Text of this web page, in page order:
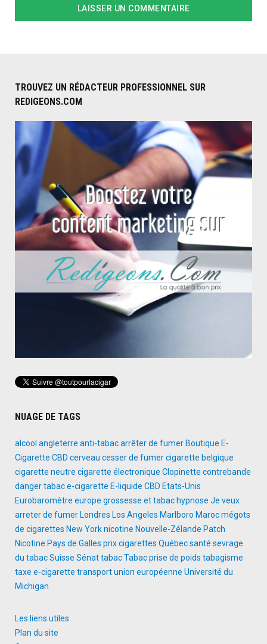
TROUVEZ UN RÉDACTEUR PROFESSIONNEL SUR
REDIGEONS.COM
NUAGE DE TAGS
alcool angleterre anti-tabacarrêter de fumerBoutique E-
Cigarette CBD cerveau cesser de fumercigarette belgique
cigarette neutre cigarette électronique Clopinette contrebande
danger tabace-cigarette E-liquide CBD Etats-Unis
Eurobaromètre europe grossesse et tabachypnose Je veux
arreter de fumerLondres Los Angeles Marlboro Marocmégots
de cigarettes New Yorknicotine Nouvelle-Zélande Patch
Nicotine Pays de Galles prix cigarettes Québecsanté sevrage
du tabacSuisse SénattabacTabac prise de poids tabagisme
taxe e-cigarette transportunion européenne Université du
Michigan
Les liens utiles
Plan du site